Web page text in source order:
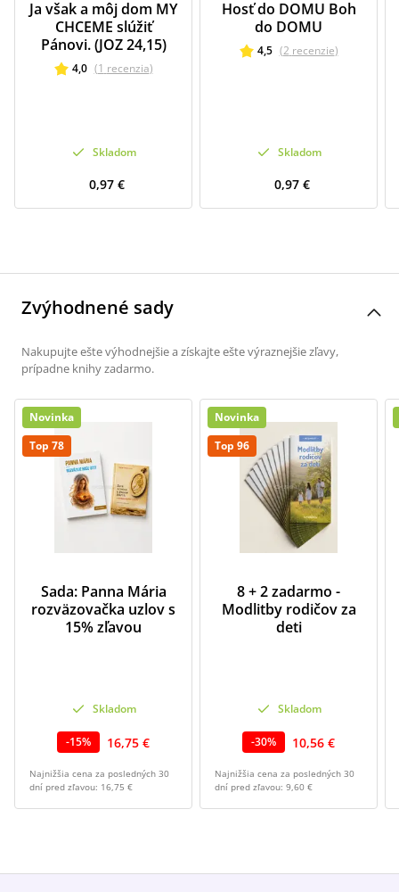
Ja však a môj dom MY
CHCEME slúžiť
Pánovi. (JOZ 24,15)
4,0 (1 recenzia)
Skladom
0,97 €
Hosť do DOMU Boh
do DOMU
4,5 (2 recenzie)
Skladom
0,97 €
Zvýhodnené sady
Nakupujte ešte výhodnejšie a získajte ešte výraznejšie zľavy,
prípadne knihy zadarmo.
Novinka
Top 78
Sada: Panna Mária
rozväzovačka uzlov s
15% zľavou
Skladom
-15% 16,75 €
Najnižšia cena za posledných 30
dní pred zľavou: 16,75 €
Novinka
Top 96
8 + 2 zadarmo -
Modlitby rodičov za
deti
Skladom
-30% 10,56 €
Najnižšia cena za posledných 30
dní pred zľavou: 9,60 €